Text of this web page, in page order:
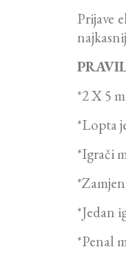
Prijave
*2 X 5
*Lopta
*Igrači
*Jedan
*Penal